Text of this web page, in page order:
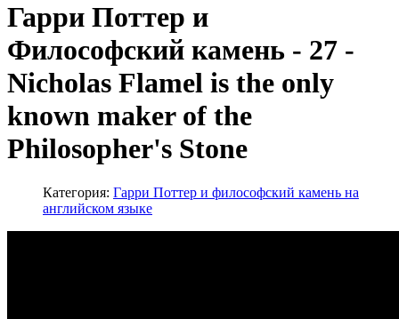
Гарри Поттер и
Философский камень - 27 -
Nicholas Flamel is the only
known maker of the
Philosopher's Stone
Категория: Гарри Поттер и философский камень на
английском языке